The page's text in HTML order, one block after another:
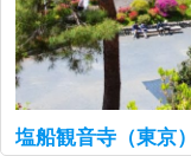
塩船観音寺（東京